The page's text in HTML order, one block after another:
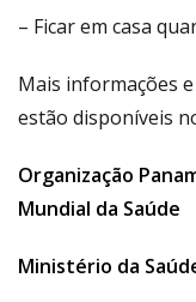
– Ficar em casa
Mais informações
estão disponíveis
Organização
Mundial da Saúde
Ministério da